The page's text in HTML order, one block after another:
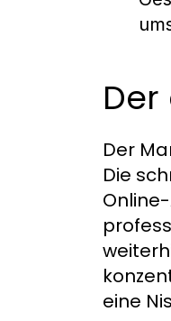
Der
Die
eine